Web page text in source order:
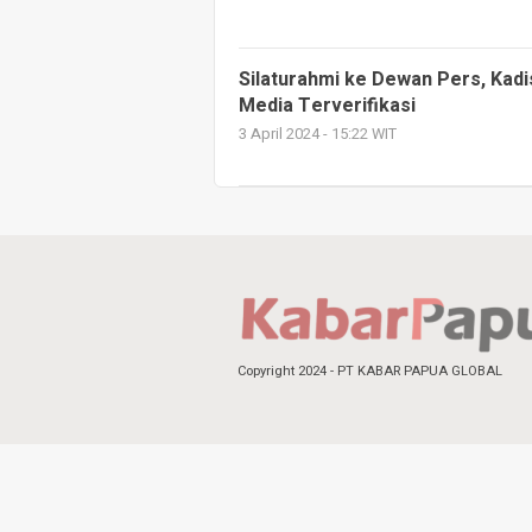
Silaturahmi ke Dewan Pers,
Media Terverifikasi
3 April 2024 - 15:22 WIT
Copyright 2024 - PT KABAR PAPUA GLOBAL